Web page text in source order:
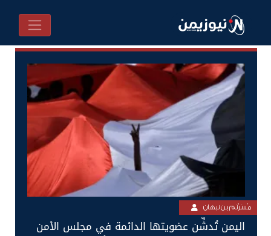
مُسَرْنَم بن نبهان
اليمن تُدشِّن عضويتها الدائمة في مجلس الأمن